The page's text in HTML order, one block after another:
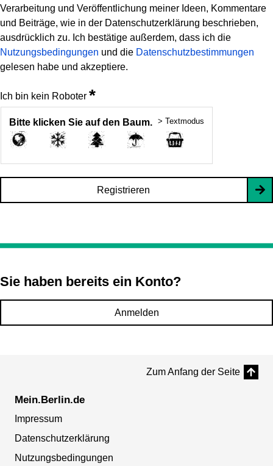
Verarbeitung und Veröffentlichung meiner Ideen, Kommentare
und Beiträge, wie in der Datenschutzerklärung beschrieben,
ausdrücklich zu. Ich bestätige außerdem, dass ich die
Nutzungsbedingungen und die Datenschutzbestimmungen
gelesen habe und akzeptiere.
Ich bin kein Roboter *
Bitte klicken Sie auf den Baum. > Textmodus
Registrieren
Sie haben bereits ein Konto?
Anmelden
Zum Anfang der Seite
Mein.Berlin.de
Impressum
Datenschutzerklärung
Nutzungsbedingungen